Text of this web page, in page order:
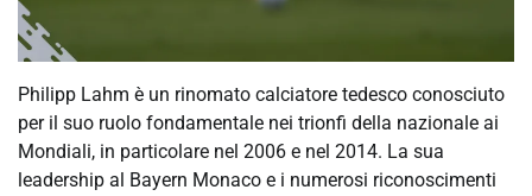
Philipp Lahm è un rinomato calciatore tedesco conosciuto
per il suo ruolo fondamentale nei trionfi della nazionale ai
Mondiali, in particolare nel 2006 e nel 2014. La sua
leadership al Bayern Monaco e i numerosi riconoscimenti